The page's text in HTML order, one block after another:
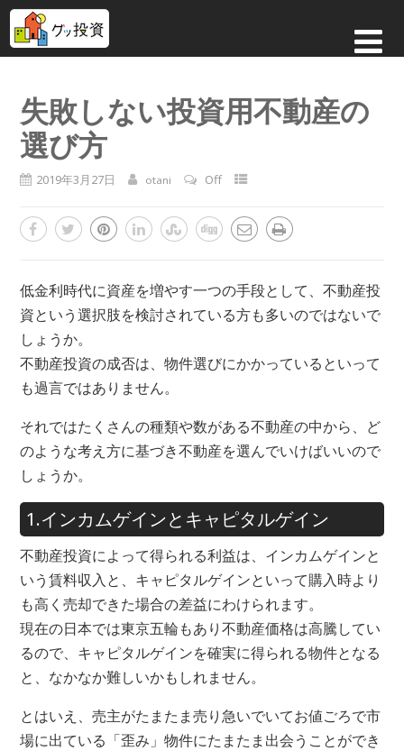
失敗しない投資用不動産の
選び方
2019年3月27日 otani Off
低金利時代に資産を増やす一つの手段として、不動産投
資という選択肢を検討されている方も多いのではないで
しょうか。
不動産投資の成否は、物件選びにかかっているといって
も過言ではありません。
それではたくさんの種類や数がある不動産の中から、ど
のような考え方に基づき不動産を選んでいけばいいので
しょうか。
1.インカムゲインとキャピタルゲイン
不動産投資によって得られる利益は、インカムゲインと
いう賃料収入と、キャピタルゲインといって購入時より
も高く売却できた場合の差益にわけられます。
現在の日本では東京五輪もあり不動産価格は高騰してい
るので、キャピタルゲインを確実に得られる物件となる
と、なかなか難しいかもしれません。
とはいえ、売主がたまたま売り急いでいてお値ごろで市
場に出ている「歪み」物件にたまたま出会うことができ